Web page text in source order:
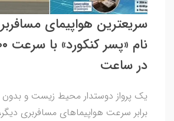
سریعترین هواپیمای
در ساعت
یک پرواز دوستدار محیط زیست و بدون
برابر سرعت هواپیماهای مسافربری